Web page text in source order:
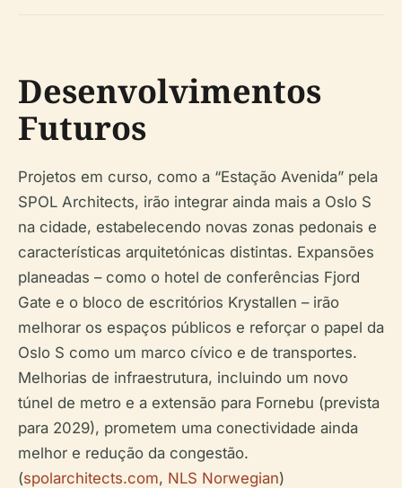
Desenvolvimentos
Futuros
Projetos em curso, como a “Estação Avenida” pela
SPOL Architects, irão integrar ainda mais a Oslo S
na cidade, estabelecendo novas zonas pedonais e
características arquitetónicas distintas. Expansões
planeadas – como o hotel de conferências Fjord
Gate e o bloco de escritórios Krystallen – irão
melhorar os espaços públicos e reforçar o papel da
Oslo S como um marco cívico e de transportes.
Melhorias de infraestrutura, incluindo um novo
túnel de metro e a extensão para Fornebu (prevista
para 2029), prometem uma conectividade ainda
melhor e redução da congestão.
(spolarchitects.com, NLS Norwegian)